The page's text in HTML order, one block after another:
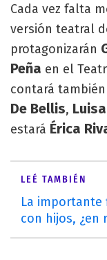
Cada vez falta
versión teatral
protagonizarán
Peña en el
contará
De Bellis,
estará Érica
LEÉ TAMBIÉN
La importante
con hijos, ¿en